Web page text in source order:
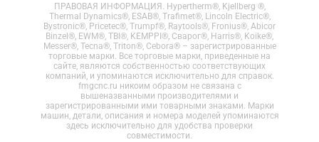
ПРАВОВАЯ ИНФОРМАЦИЯ. Hypertherm®, Kjellberg ®,
Thermal Dynamics®, ESAB®, Trafimet®, Lincoln Electric®,
Bystronic®, Pricetec®, Trumpf®, Raytools®, Fronius®, Abicor
Binzel®, EWM®, TBI®, KEMPPI®, Сварог®, Harris®, Koike®,
Messer®, Tecna®, Triton®, Cebora® – зарегистрированные
торговые марки. Все торговые марки, приведенные на
сайте, являются собственностью соответствующих
компаний, и упоминаются исключительно для справок.
fmgcnc.ru никоим образом не связана с
вышеназванными производителями и
зарегистрированными ими товарными знаками. Марки
машин, детали, описания и номера моделей упоминаются
здесь исключительно для удобства проверки
совместимости.